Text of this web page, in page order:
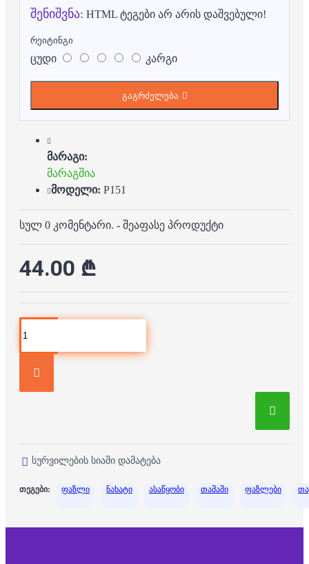
შენიშვნა: HTML ტეგები არ არის დაშვებული!
რეიტინგი
ცუდი კარგი
გაგრძელება
მარაგი:
მარაგშია
მოდელი: P151
სულ 0 კომენტარი. - შეაფასე პროდუქტი
44.00 ₾
სურვილების სიაში დამატება
თეგები: ფაზლი ნახატი ასაწყობი თამაში ფაზლები